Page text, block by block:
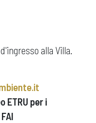
alla Villa.
ETRU per i